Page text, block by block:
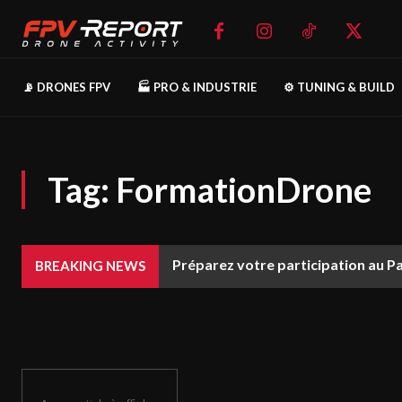
📡 DRONES FPV 🏭 PRO & INDUSTRIE ⚙️ TUNING & BUILD
Tag: FormationDrone
BREAKING NEWS Préparez votre participation au